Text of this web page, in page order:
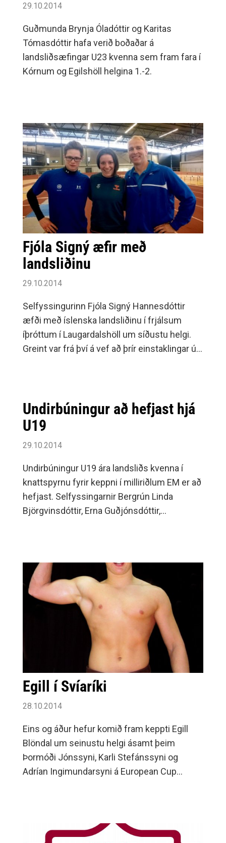
29.10.2014
Guðmunda Brynja Óladóttir og Karitas
Tómasdóttir hafa verið boðaðar á
landsliðsæfingar U23 kvenna sem fram fara í
Kórnum og Egilshöll helgina 1.-2.
Fjóla Signý æfir með
landsliðinu
29.10.2014
Selfyssingurinn Fjóla Signý Hannesdóttir
æfði með íslenska landsliðinu í frjálsum
íþróttum í Laugardalshöll um síðustu helgi.
Greint var frá því á vef að þrír einstaklingar úr
Erlingsdóttir og Fjóla Signý (báðar í sprett- og
grindahlaupi). Kristinn og Fjóla mættu á
æfinguna en Agnes býr í Osló í Noregi þar
sem hún æfir að kappi.
Undirbúningur að hefjast hjá
U19
29.10.2014
Undirbúningur U19 ára landsliðs kvenna í
knattspyrnu fyrir keppni í milliriðlum EM er að
hefjast. Selfyssingarnir Bergrún Linda
Björgvinsdóttir, Erna Guðjónsdóttir,
Egill í Svíaríki
28.10.2014
Eins og áður hefur komið fram keppti Egill
Blöndal um seinustu helgi ásamt þeim
Þormóði Jónssyni, Karli Stefánssyni og
Adrían Ingimundarsyni á European Cup